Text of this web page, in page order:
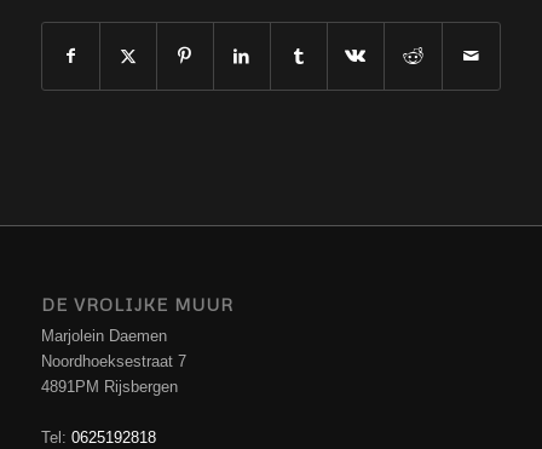
DE VROLIJKE MUUR
Marjolein Daemen
Noordhoeksestraat 7
4891PM Rijsbergen
Tel: 0625192818